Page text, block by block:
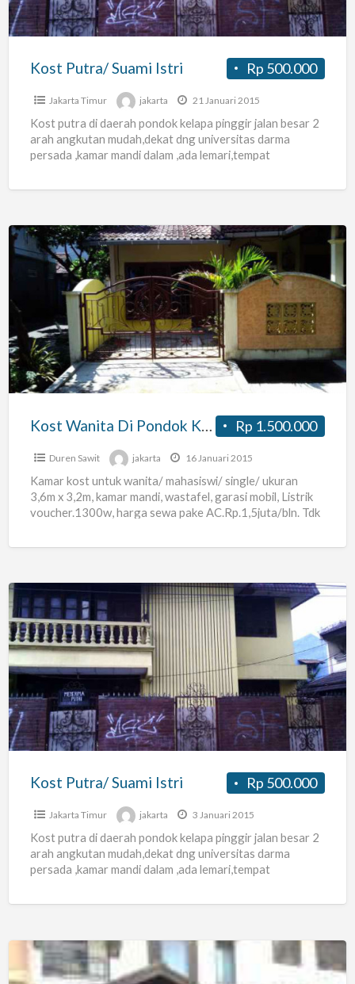
Rp 500.000
Kost Putra/ Suami Istri
Jakarta Timur jakarta 21 Januari 2015
Kost putra di daerah pondok kelapa pinggir jalan besar 2
arah angkutan mudah,dekat dng universitas darma
persada ,kamar mandi dalam ,ada lemari,tempat
Kost
Wanita
Di
Pondok
Kelapa
Jaktim
Rp 1.500.000
Kost Wanita Di Pondok Kelapa Jaktim
Duren Sawit jakarta 16 Januari 2015
Kamar kost untuk wanita/ mahasiswi/ single/ ukuran
3,6m x 3,2m, kamar mandi, wastafel, garasi mobil, Listrik
voucher.1300w, harga sewa pake AC.Rp.1,5juta/bln. Tdk
Kost
Putra/
Suami
Istri
Rp 500.000
Kost Putra/ Suami Istri
Jakarta Timur jakarta 3 Januari 2015
Kost putra di daerah pondok kelapa pinggir jalan besar 2
arah angkutan mudah,dekat dng universitas darma
persada ,kamar mandi dalam ,ada lemari,tempat
Kost